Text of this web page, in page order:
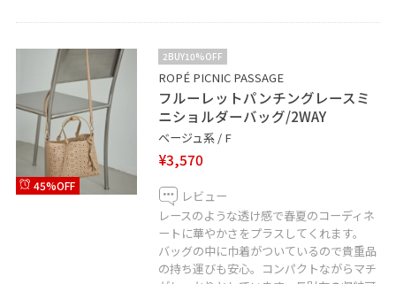
45%OFF
2BUY10%OFF
ROPÉ PICNIC PASSAGE
フルーレットパンチングレースミ
ニショルダーバッグ/2WAY
ベージュ系 / F
¥3,570
レビュー
レースのような透け感で春夏のコーディネ
ートに華やかさをプラスしてくれます。
バッグの中に巾着がついているので貴重品
の持ち運びも安心。コンパクトながらマチ